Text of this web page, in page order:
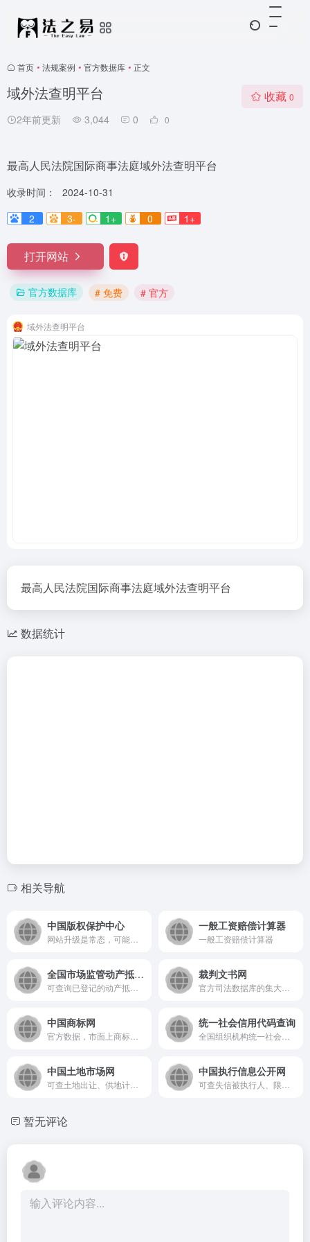
首页 • 法规案例 • 官方数据库 • 正文
域外法查明平台
2年前更新 3,044 0 0
收藏 0
最高人民法院国际商事法庭域外法查明平台
收录时间：
2024-10-31
2
3- 1+ 0 1+
打开网站
官方数据库 # 免费 # 官方
域外法查明平台
最高人民法院国际商事法庭域外法查明平台
数据统计
相关导航
中国版权保护中心 一般工资赔偿计算器
一般工资赔偿计算器
全国市场监管动产抵押登记业务系统 裁判文书网
中国商标网 统一社会信用代码查询
中国土地市场网 中国执行信息公开网
暂无评论